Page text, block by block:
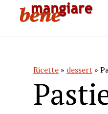
Ricette » dessert »